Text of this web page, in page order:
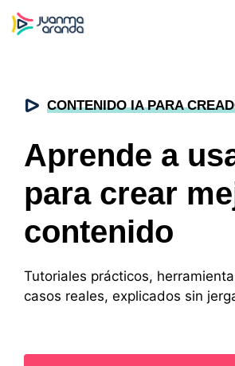
Saltar
CONTENIDO IA PARA
Aprende a
para crear
contenido
Tutoriales prácticos,
casos reales, explicados sin